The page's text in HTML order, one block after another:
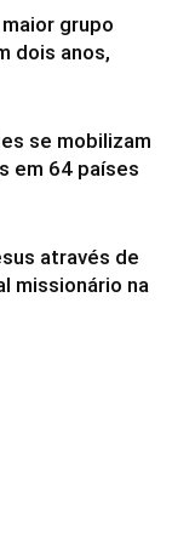
grupo
dois anos,
se mobilizam
em 64 países
através de
missionário na